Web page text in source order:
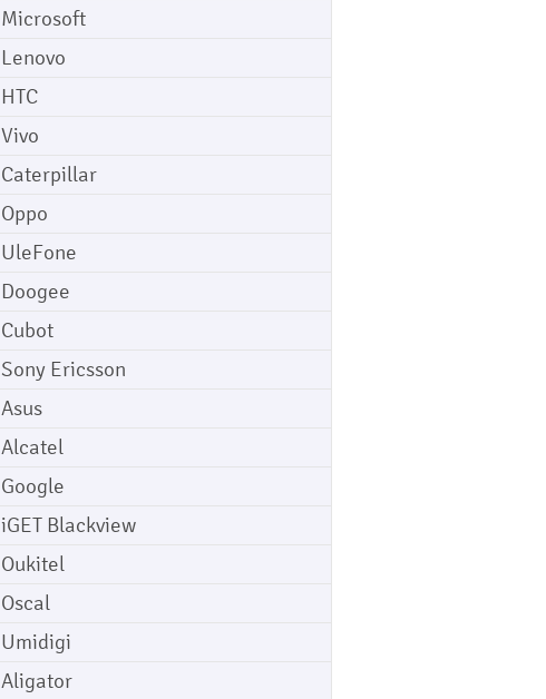
Microsoft
Lenovo
HTC
Vivo
Caterpillar
Oppo
UleFone
Doogee
Cubot
Sony Ericsson
Asus
Alcatel
Google
iGET Blackview
Oukitel
Oscal
Umidigi
Aligator